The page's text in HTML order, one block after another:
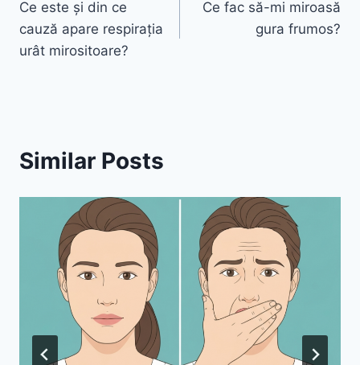
în
articole
Ce este și din ce
cauză apare respirația
urât mirositoare?
Ce fac să-mi miroasă
gura frumos?
Similar Posts